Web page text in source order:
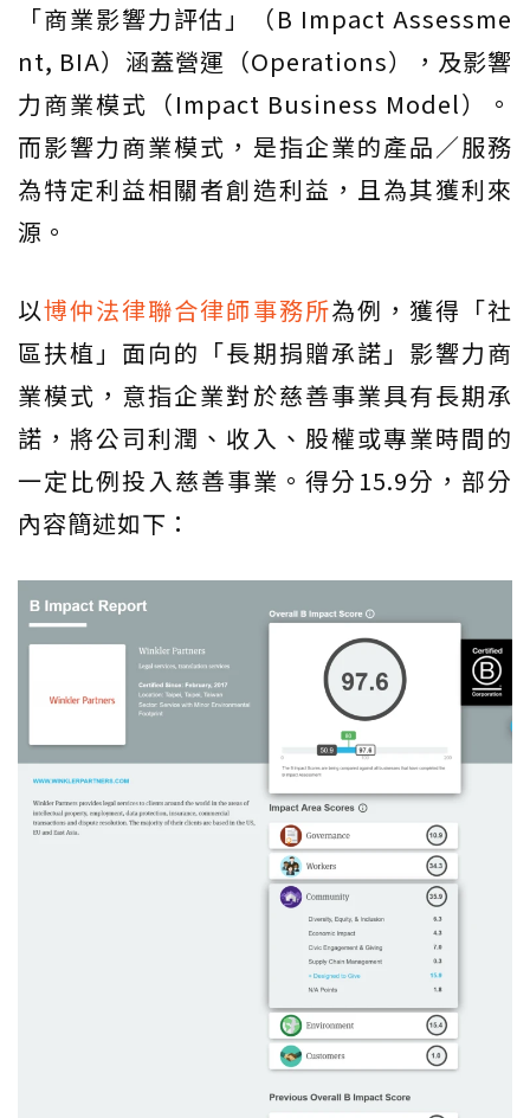
「商業影響力評估」（B Impact Assessme
nt, BIA）涵蓋營運（Operations），及影響
力商業模式（Impact Business Model）。
而影響力商業模式，是指企業的產品／服務
為特定利益相關者創造利益，且為其獲利來
源。
以博仲法律聯合律師事務所為例，獲得「社
區扶植」面向的「長期捐贈承諾」影響力商
業模式，意指企業對於慈善事業具有長期承
諾，將公司利潤、收入、股權或專業時間的
一定比例投入慈善事業。得分15.9分，部分
內容簡述如下：